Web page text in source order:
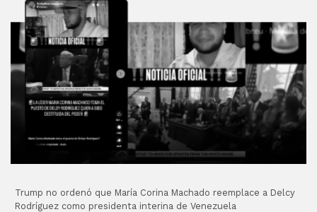
Trump no ordenó que María Corina Machado reemplace a Delcy
Rodríguez como presidenta interina de Venezuela